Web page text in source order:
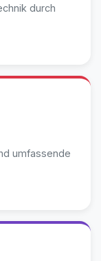
durch
umfassende